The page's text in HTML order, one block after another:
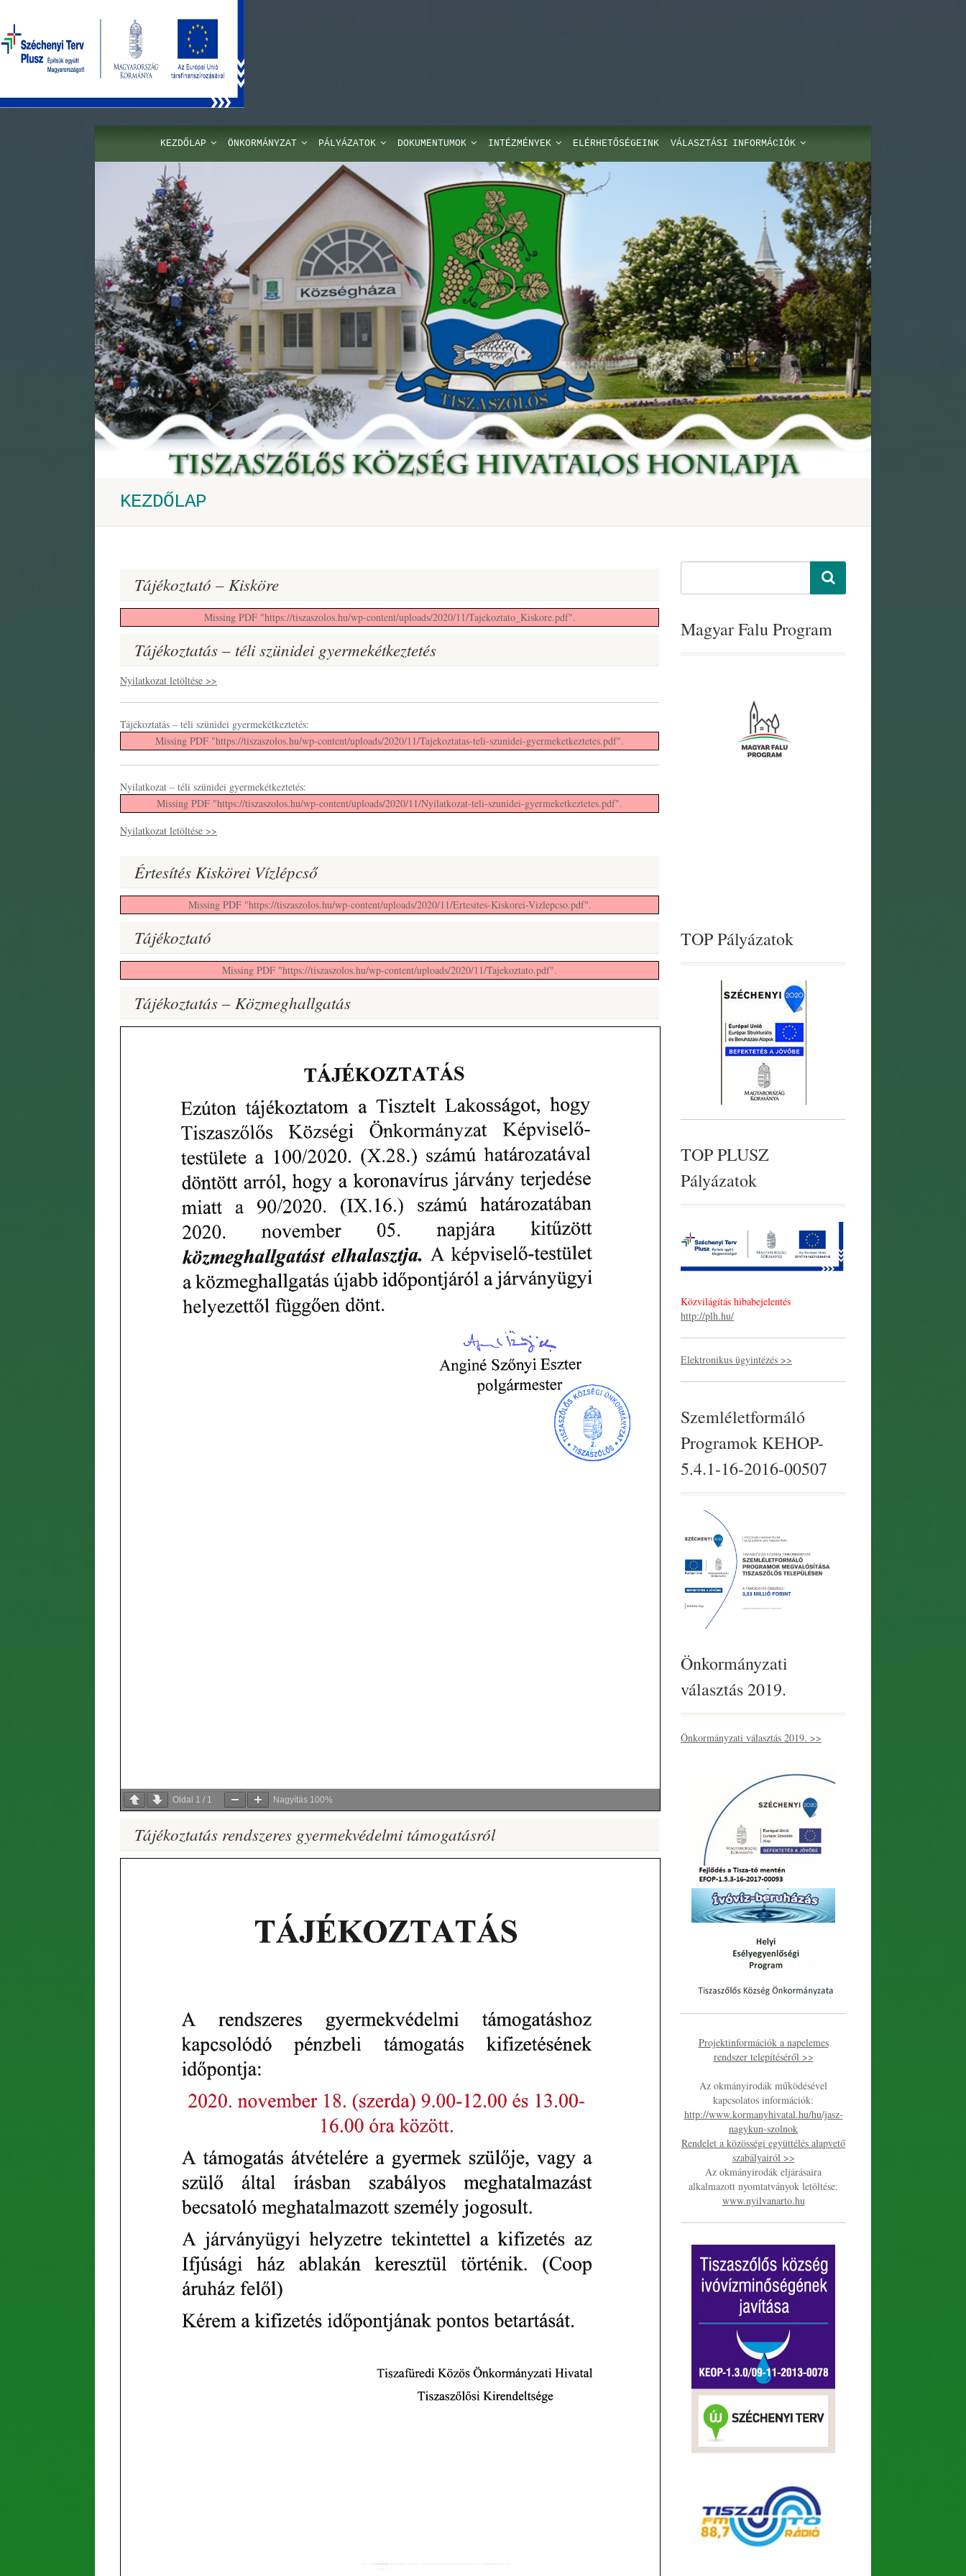
KEZDŐLAP ÖNKORMÁNYZAT PÁLYÁZATOK DOKUMENTUMOK INTÉZMÉNYEK ELÉRHETŐSÉGEINK VÁLASZTÁSI INFORMÁCIÓK
KEZDŐLAP
Tájékoztató – Kisköre
Missing PDF "https://tiszaszolos.hu/wp-content/uploads/2020/11/Tajekoztato_Kiskore.pdf".
Tájékoztatás – téli szünidei gyermekétkeztetés
Nyilatkozat letöltése >>
Tájékoztatás – téli szünidei gyermekétkeztetés:
Missing PDF "https://tiszaszolos.hu/wp-content/uploads/2020/11/Tajekoztatas-teli-szunidei-gyermeketkeztetes.pdf".
Nyilatkozat – téli szünidei gyermekétkeztetés:
Missing PDF "https://tiszaszolos.hu/wp-content/uploads/2020/11/Nyilatkozat-teli-szunidei-gyermeketkeztetes.pdf".
Nyilatkozat letöltése >>
Értesítés Kiskörei Vízlépcső
Missing PDF "https://tiszaszolos.hu/wp-content/uploads/2020/11/Ertesites-Kiskorei-Vizlepcso.pdf".
Tájékoztató
Missing PDF "https://tiszaszolos.hu/wp-content/uploads/2020/11/Tajekoztato.pdf".
Tájékoztatás – Közmeghallgatás
Oldal 1 / 1 Nagyítás 100%
Tájékoztatás rendszeres gyermekvédelmi támogatásról
Magyar Falu Program
TOP Pályázatok
TOP PLUSZ
Pályázatok
Közvilágítás hibabejelentés
http://plh.hu/
Elektronikus ügyintézés >>
Szemléletformáló
Programok KEHOP-
5.4.1-16-2016-00507
Önkormányzati
választás 2019.
Önkormányzati választás 2019. >>
Projektinformációk a napelemes
rendszer telepítéséről >>
Az okmányirodák működésével
kapcsolatos információk:
http://www.kormanyhivatal.hu/hu/jasz-
nagykun-szolnok
Rendelet a közösségi együttélés alapvető
szabályairól >>
Az okmányirodák eljárásaira
alkalmazott nyomtatványok letöltése:
www.nyilvanarto.hu